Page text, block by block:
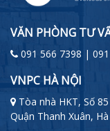
VĂN PHÒNG TƯ
091 566 7398 |
VNPC HÀ NỘI
Tòa nhà HKT, Số
Quận Thanh Xuân,